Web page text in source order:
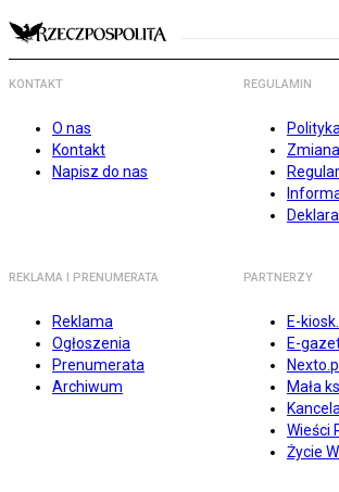
KONTAKT
O nas
Kontakt
Napisz do nas
REGULAMIN
REKLAMA I PRENUMERATA
Reklama
Ogłoszenia
Prenumerata
Archiwum
PARTNERZY
E-
E-
Nexto.pl
Mała
Wieści
Życie